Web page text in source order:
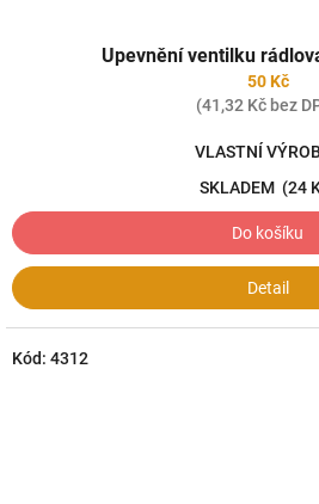
Upevnění ventilku
50 Kč
(41,32 Kč bez
VLASTNÍ
SKLADEM (24
Do košíku
Detail
Kód: 4312